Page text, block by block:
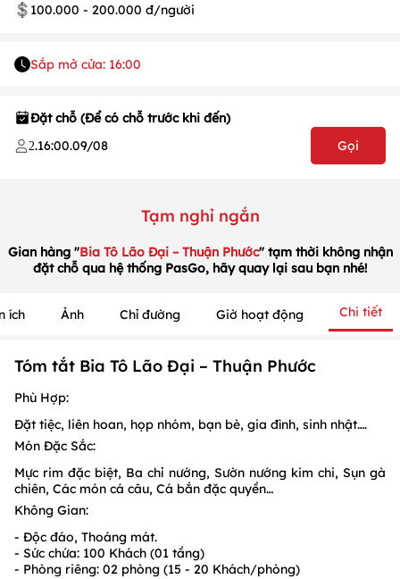
100.000 - 200.000 đ/người
Sắp mở cửa: 16:00
Đặt chỗ (Để có chỗ trước khi đến)
2.16:00.09/08 Gọi
Tạm nghỉ ngắn
Gian hàng "Bia Tô Lão Đại – Thuận Phước" tạm thời không nhận
đặt chỗ qua hệ thống PasGo, hãy quay lại sau bạn nhé!
ích Ảnh Chỉ đường Giờ hoạt động Chi tiết
Tóm tắt Bia Tô Lão Đại – Thuận Phước
Phù Hợp:
Đặt tiệc, liên hoan, họp nhóm, bạn bè, gia đình, sinh nhật….
Món Đặc Sắc:
Mực rim đặc biệt, Ba chỉ nướng, Sườn nướng kim chi, Sụn gà
chiên, Các món cá câu, Cá bắn đặc quyền…
Không Gian:
- Độc đáo, Thoáng mát.
- Sức chứa: 100 Khách (01 tầng)
- Phòng riêng: 02 phòng (15 - 20 Khách/phòng)
/1